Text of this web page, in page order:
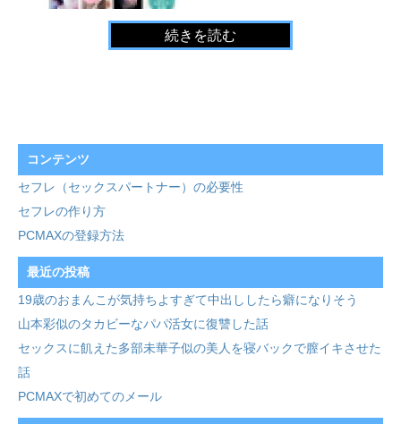
続きを読む
コンテンツ
セフレ（セックスパートナー）の必要性
セフレの作り方
PCMAXの登録方法
最近の投稿
19歳のおまんこが気持ちよすぎて中出ししたら癖になりそう
山本彩似のタカビーなパパ活女に復讐した話
セックスに飢えた多部未華子似の美人を寝バックで膣イキさせた
話
PCMAXで初めてのメール